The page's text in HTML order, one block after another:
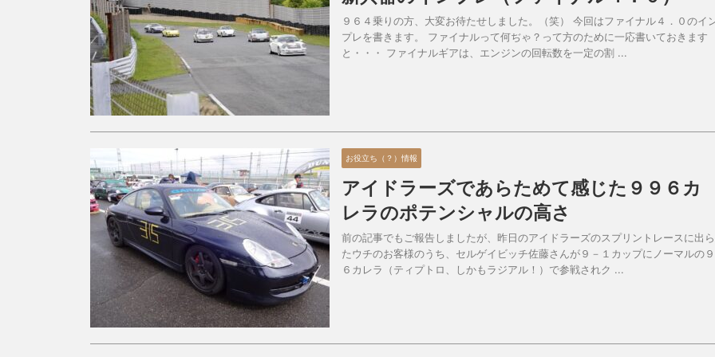
９６４乗りの方、大変お待たせしました。（笑） 今回はファイナル４．０のイ
プレを書きます。 ファイナルって何ぢゃ？って方のために一応書いておきます
と・・・ ファイナルギアは、エンジンの回転数を一定の割 ...
お役立ち（？）情報
アイドラーズであらためて感じた９９６カ
レラのポテンシャルの高さ
前の記事でもご報告しましたが、昨日のアイドラーズのスプリントレースに出
たウチのお客様のうち、セルゲイビッチ佐藤さんが９－１カップにノーマルの９
６カレラ（ティプトロ、しかもラジアル！）で参戦されク ...